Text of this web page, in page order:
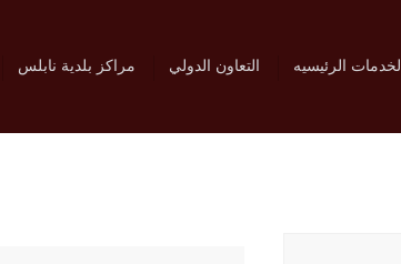
الخدمات الرئيسيه التعاون الدولي مراكز بلدية نابلس